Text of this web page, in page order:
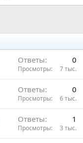
Ответы 0
Просмотры 7 тыс.
Ответы 0
Просмотры 6 тыс.
Ответы 1
Просмотры 3 тыс.